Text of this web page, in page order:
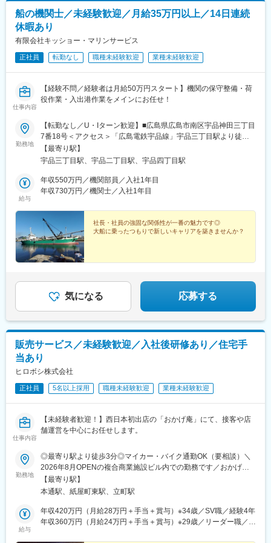
船の機関士／未経験歓迎／月給35万円以上／14日連続
休暇あり
有限会社キッショー・マリンサービス
正社員 転勤なし 職種未経験歓迎 業種未経験歓迎
仕事内容
【経験不問／経験者は月給50万円スタート】機関の保守整備・荷
役作業・入出港作業をメインにお任せ！
勤務地
【転勤なし／U・Iターン歓迎】■広島県広島市南区宇品神田三丁目
7番18号＜アクセス＞「広島電鉄宇品線」宇品三丁目駅より徒歩1
分【最寄り駅】
宇品三丁目駅、宇品二丁目駅、宇品四丁目駅
給与
年収550万円／機関部員／入社1年目
年収730万円／機関士／入社1年目
社長・社員の強固な関係性が一番の魅力です◎
大船に乗ったつもりで新しいキャリアを築きませんか？
気になる 応募する
販売サービス／未経験歓迎／入社後研修あり／住宅手
当あり
ヒロボシ株式会社
正社員 5名以上採用 職種未経験歓迎 業種未経験歓迎
仕事内容
【未経験者歓迎！】西日本初出店の「おかげ庵」にて、接客や店
舗運営を中心にお任せします。
勤務地
◎最寄り駅より徒歩3分◎マイカー・バイク通勤OK（要相談）＼
2026年8月OPENの複合商業施設ビル内での勤務です／おかげ庵
／広島県広島市中区本通4番8号＜アクセス＞■「本通駅」より徒
歩約3分■「紙屋町東駅」より徒歩約4分■「袋町駅」より徒歩約7
し」）※転勤の可能性はございますが、異動店舗は本人の希望を最
大限考慮します
【最寄り駅】
本通駅、紙屋町東駅、立町駅
給与
年収420万円（月給28万円＋手当＋賞与）※34歳／SV職／経験4年
年収360万円（月給24万円＋手当＋賞与）※29歳／リーダー職／経